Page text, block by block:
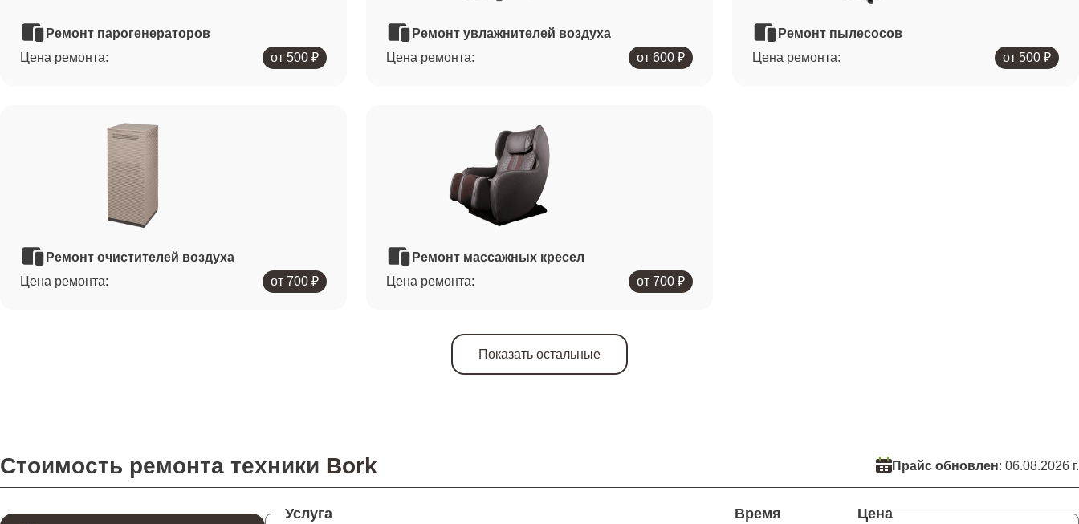
Ремонт парогенераторов
Цена ремонта:
от 500 ₽
Ремонт увлажнителей воздуха
Цена ремонта:
от 600 ₽
Ремонт пылесосов
Цена ремонта:
от 500 ₽
Ремонт очистителей воздуха
Цена ремонта:
от 700 ₽
Ремонт массажных кресел
Цена ремонта:
от 700 ₽
Показать остальные
Стоимость ремонта техники Bork Прайс обновлен: 06.08.2026 г.
Услуга Время Цена